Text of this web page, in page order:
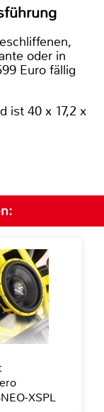
oder in
Euro fällig
ist 40 x 17,2 x
XSPL